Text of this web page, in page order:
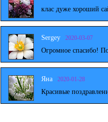
клас дуже хороший
Sergey 2020-03-07
Огромное спасибо!
Яна 2020-01-28
Красивые